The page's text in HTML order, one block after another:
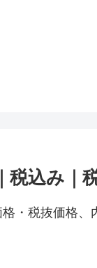
税込み｜
・税抜価格、